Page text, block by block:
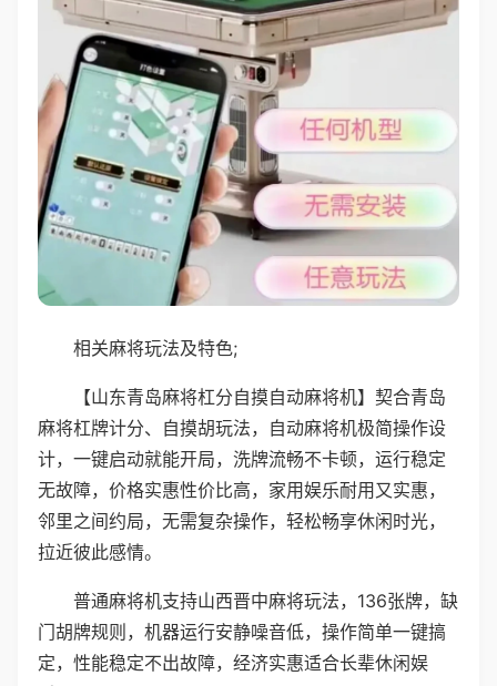
相关麻将玩法及特色;
【山东青岛麻将杠分自摸自动麻将机】契合青岛
麻将杠牌计分、自摸胡玩法，自动麻将机极简操作设
计，一键启动就能开局，洗牌流畅不卡顿，运行稳定
无故障，价格实惠性价比高，家用娱乐耐用又实惠，
邻里之间约局，无需复杂操作，轻松畅享休闲时光，
拉近彼此感情。
普通麻将机支持山西晋中麻将玩法，136张牌，缺
门胡牌规则，机器运行安静噪音低，操作简单一键搞
定，性能稳定不出故障，经济实惠适合长辈休闲娱